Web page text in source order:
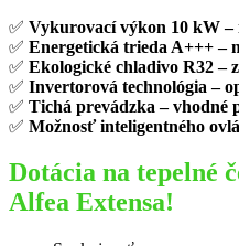
✅ Vykurovací výkon 10 kW –
✅ Energetická trieda A+++ –
✅ Ekologické chladivo R32 –
✅ Invertorová technológia –
✅ Tichá prevádzka – vhodné
✅ Možnosť inteligentného
Dotácia na tepelné
Alfea Extensa!